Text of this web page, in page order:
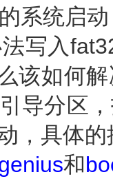
系统启
写入
该如何
导分区
，具体
和